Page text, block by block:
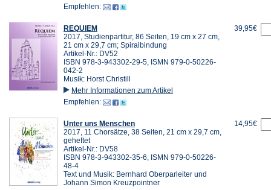
Empfehlen:
REQUIEM
2017, Studienpartitur, 86 Seiten, 19 cm x 27 cm,
21 cm x 29,7 cm; Spiralbindung
Artikel-Nr.: DV52
ISBN 978-3-943302-29-5, ISMN 979-0-50226-
042-2
Musik: Horst Christill
Mehr Informationen zum Artikel
Empfehlen:
39,95€
Unter uns Menschen
2017, 11 Chorsätze, 38 Seiten, 21 cm x 29,7 cm,
geheftet
Artikel-Nr.: DV58
ISBN 978-3-943302-35-6, ISMN 979-0-50226-
48-4
Text und Musik: Bernhard Oberparleiter und
Johann Simon Kreuzpointner
14,95€